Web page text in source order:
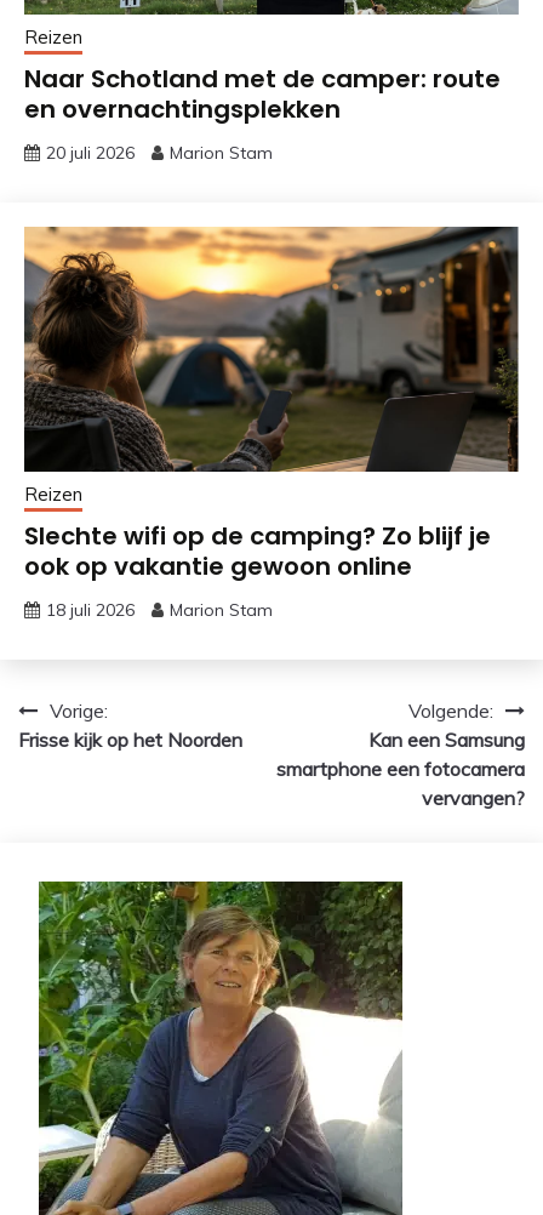
Reizen
Naar Schotland met de camper: route
en overnachtingsplekken
20 juli 2026 Marion Stam
Reizen
Slechte wifi op de camping? Zo blijf je
ook op vakantie gewoon online
18 juli 2026 Marion Stam
Bericht
navigatie
Vorige:
Frisse kijk op het Noorden
Volgende:
Kan een Samsung
smartphone een fotocamera
vervangen?